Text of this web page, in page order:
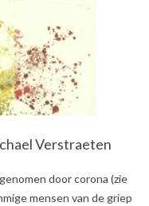
Verstraeten
door corona (zie
mensen van de griep